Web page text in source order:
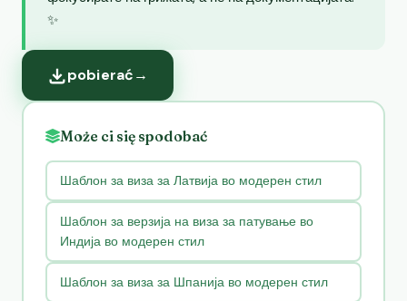
✨
pobierać→
Może ci się spodobać
Шаблон за виза за Латвија во модерен стил
Шаблон за верзија на виза за патување во
Индија во модерен стил
Шаблон за виза за Шпанија во модерен стил